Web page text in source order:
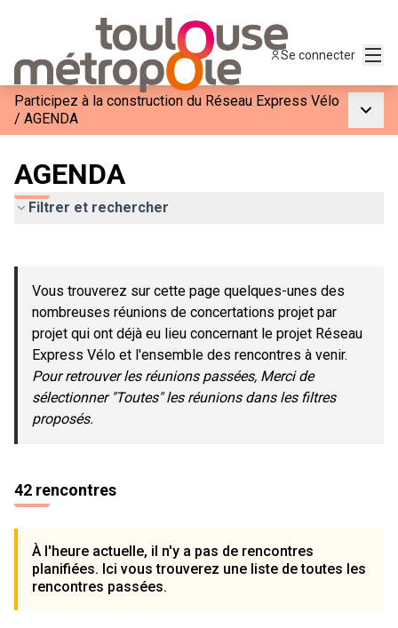
Se connecter
Participez à la construction du Réseau Express Vélo
/ AGENDA
AGENDA
Filtrer et rechercher
−
Vous trouverez sur cette page quelques-unes des
nombreuses réunions de concertations projet par
projet qui ont déjà eu lieu concernant le projet Réseau
Express Vélo et l'ensemble des rencontres à venir.
Pour retrouver les réunions passées, Merci de
sélectionner "Toutes" les réunions dans les filtres
proposés.
42 rencontres
À l'heure actuelle, il n'y a pas de rencontres
planifiées. Ici vous trouverez une liste de toutes les
rencontres passées.